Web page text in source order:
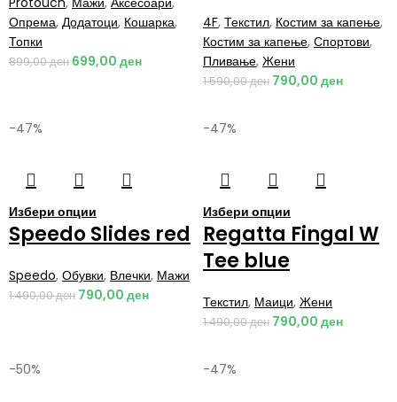
Опрема, Додатоци, Кошарка,
Топки
899,00ден 699,00 ден
4F, Текстил, Костим за капење,
Костим за капење, Спортови,
Пливање, Жени
1.590,00ден 790,00 ден
-47%
Избери опции
Speedo Slides red
Speedo, Обувки, Влечки, Мажи
1.490,00ден 790,00 ден
-47%
Избери опции
Regatta Fingal W
Tee blue
Текстил, Маици, Жени
1.490,00ден 790,00 ден
-50% -47%